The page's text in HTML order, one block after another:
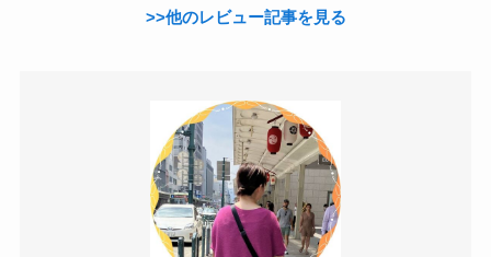
>>他のレビュー記事を見る